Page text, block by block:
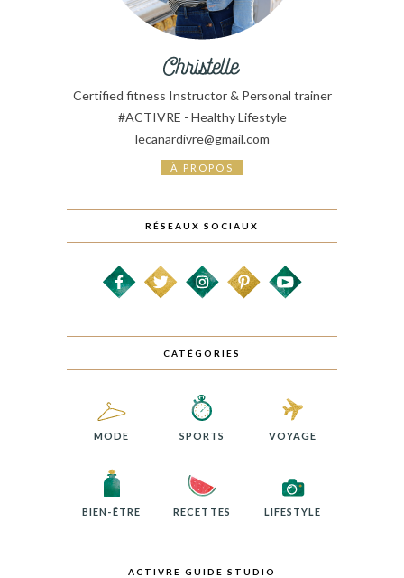
Certified fitness Instructor & Personal trainer
#ACTIVRE - Healthy Lifestyle
lecanardivre@gmail.com
À PROPOS
RÉSEAUX SOCIAUX
CATÉGORIES
MODE SPORTS VOYAGE
BIEN-ÊTRE RECETTES LIFESTYLE
ACTIVRE GUIDE STUDIO